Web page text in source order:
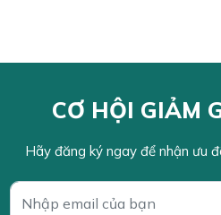
CƠ HỘI GIẢM
Hãy đăng ký ngay để nhận ưu